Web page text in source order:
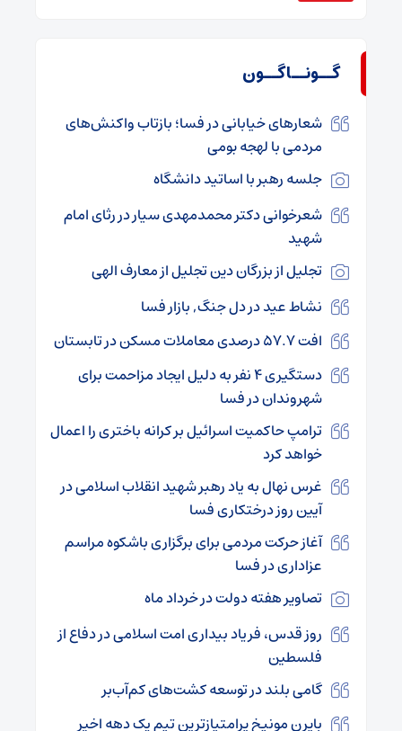
گــونــاگــون
شعارهای خیابانی در فسا؛ بازتاب واکنش‌های
مردمی با لهجه بومی
جلسه رهبر با اساتید دانشگاه
شعرخوانی دکتر محمدمهدی سیار در رثای امام
شهید
تجلیل از بزرگان دین تجلیل از معارف الهی
نشاط عید در دل جنگ, بازار فسا
افت 57.7 درصدی معاملات مسکن در تابستان
دستگیری ۴ نفر به دلیل ایجاد مزاحمت برای
شهروندان در فسا
ترامپ حاکمیت اسرائیل بر کرانه باختری را اعمال
خواهد کرد
غرس نهال به یاد رهبر شهید انقلاب اسلامی در
آیین روز درختکاری فسا
آغاز حرکت مردمی برای برگزاری باشکوه مراسم
عزاداری در فسا
تصاویر هفته دولت در خرداد ماه
روز قدس، فریاد بیداری امت اسلامی در دفاع از
فلسطین
گامی بلند در توسعه کشت‌های کم‌آب‌بر
بایرن مونیخ پرامتیازترین تیم یک دهه اخیر